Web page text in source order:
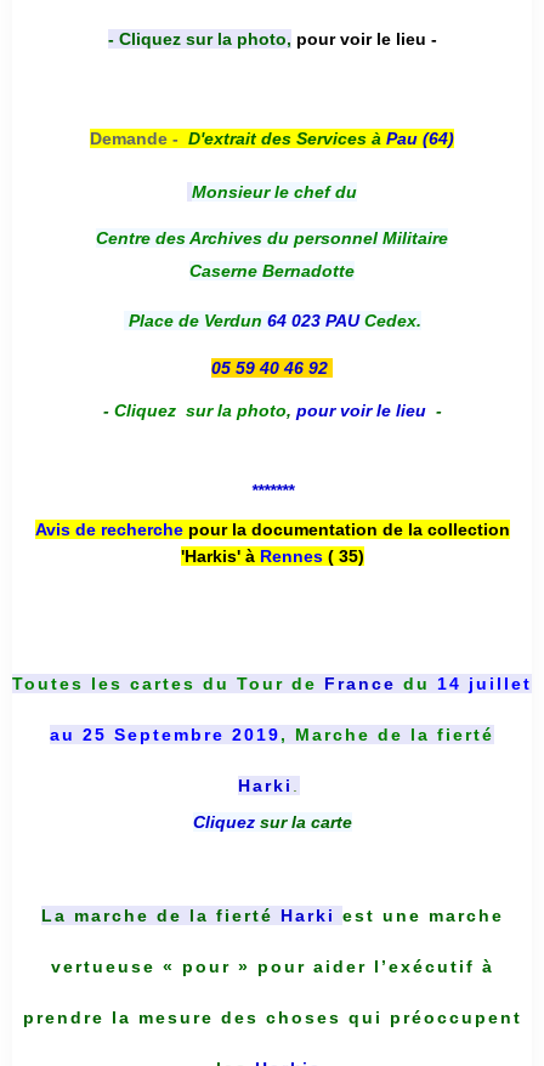
- Cliquez sur la photo, pour voir le lieu -
Demande - D'extrait des Services à Pau (64)
Monsieur le chef du
Centre des Archives du personnel Militaire
Caserne Bernadotte
Place de Verdun 64 023 PAUCedex.
05 59 40 46 92
- Cliquez sur la photo, pour voir le lieu -
*******
Avis de recherche pour la documentation de la collection
'Harkis' à Rennes( 35)
Toutes les cartes du Tour de France du 14 juillet
au 25 Septembre 2019, Marche de la fierté
Harki
Cliquez sur la carte
La marche de la fierté Harki est une marche
vertueuse « pour » pour aider l’exécutif à
prendre la mesure des choses qui préoccupent